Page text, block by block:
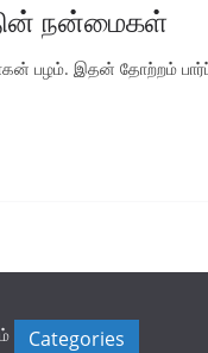
நன்மைகள்
பழம். இதன் தோற்றம்
Categories